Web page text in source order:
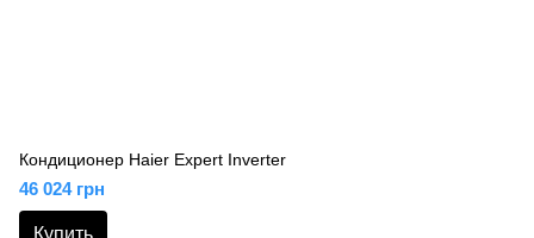
Кондиционер Haier Expert Inverter
46 024 грн
Купить